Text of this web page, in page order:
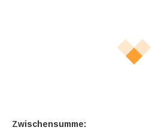
Zwischensumme: